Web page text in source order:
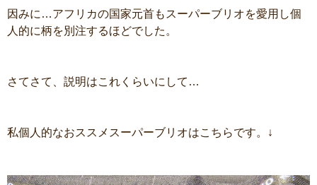
因みに…アフリカの国家元首もスーパーブリオを愛用し個
人的に柄を別注するほどでした。
さてさて、説明はこれくらいにして…
私個人的なおススメスーパーブリオはこちらです。↓